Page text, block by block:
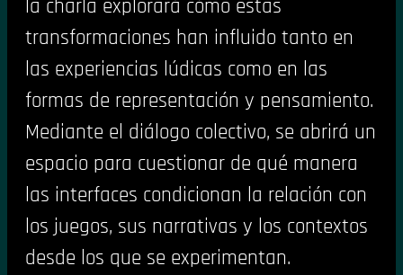
la charla explorará cómo estas
transformaciones han influido tanto en
las experiencias lúdicas como en las
formas de representación y pensamiento.
Mediante el diálogo colectivo, se abrirá un
espacio para cuestionar de qué manera
las interfaces condicionan la relación con
los juegos, sus narrativas y los contextos
desde los que se experimentan.